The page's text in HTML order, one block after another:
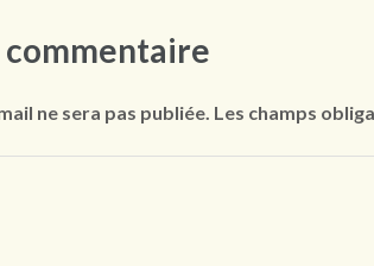
commentaire
ne sera pas publiée. Les champs